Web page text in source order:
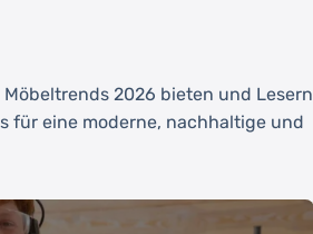
2026 bieten und Lesern
für eine moderne, nachhaltige und